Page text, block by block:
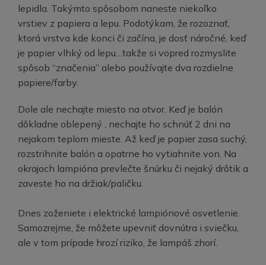
lepidla. Takýmto spôsobom naneste niekoľko
vrstiev z papiera a lepu. Podotýkam, že rozoznať,
ktorá vrstva kde konci či začína, je dosť náročné, keď
je papier vlhký od lepu…takže si vopred rozmyslite
spôsob “značenia” alebo používajte dva rozdielne
papiere/farby.
Dole ale nechajte miesto na otvor. Keď je balón
dôkladne oblepený , nechajte ho schnúť 2 dni na
nejakom teplom mieste. Až keď je papier zasa suchý,
rozstrihnite balón a opatrne ho vytiahnite von. Na
okrajoch lampióna prevlečte šnúrku či nejaký drôtik a
zaveste ho na držiak/paličku.
Dnes zoženiete i elektrické lampiónové osvetlenie.
Samozrejme, že môžete upevniť dovnútra i sviečku,
ale v tom prípade hrozí riziko, že lampáš zhorí.